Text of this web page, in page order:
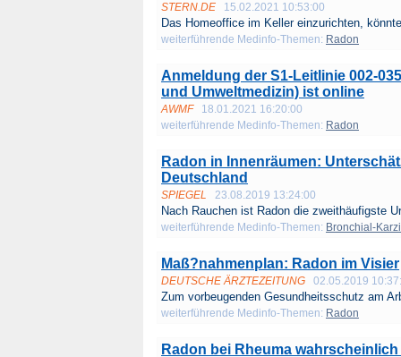
STERN.DE 15.02.2021 10:53:00
Das Homeoffice im Keller einzurichten,
weiterführende Medinfo-Themen: Radon
Anmeldung der S1-Leitlinie 002-
und Umweltmedizin) ist online
AWMF
18.01.2021 16:20:00
weiterführende Medinfo-Themen: Radon
Radon in Innenräumen:
Deutschland
SPIEGEL 23.08.2019 13:24:00
Nach Rauchen ist Radon die zweithäufigste
weiterführende Medinfo-Themen: Bronchial-
Maß?nahmenplan: Radon im Visier
DEUTSCHE ÄRZTEZEITUNG 02.05.2019
Zum vorbeugenden Gesundheitsschutz am
weiterführende Medinfo-Themen: Radon
Radon bei Rheuma